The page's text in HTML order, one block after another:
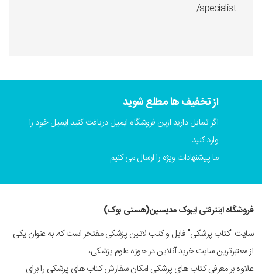
specialist/
از تخفیف ها مطلع شوید
اگر تمایل دارید ازین فروشگاه ایمیل دریافت کنید ایمیل خود را
وارد کنید
ما پیشنهادات ویژه را ارسال می کنیم
فروشگاه اینترنتی ایبوک مدیسین(هستی بوک)
سایت "کتاب پزشکی" فایل و کتب لاتین پزشکی مفتخر است که: به عنوان یکی
از معتبرترین سایت خرید آنلاین در حوزه علوم پزشکی،
علاوه بر معرفی کتاب های پزشکی امکان سفارش کتاب های پزشکی را برای